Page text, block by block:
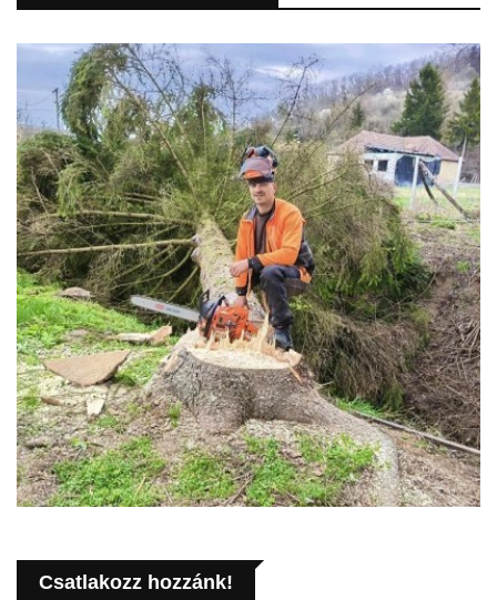
Csatlakozz hozzánk!